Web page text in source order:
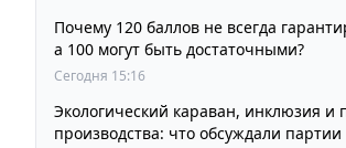
Почему 120 баллов не всегда
а 100 могут быть достаточными?
Сегодня 15:16
Экологический караван, инклюзия и
производства: что обсуждали партии